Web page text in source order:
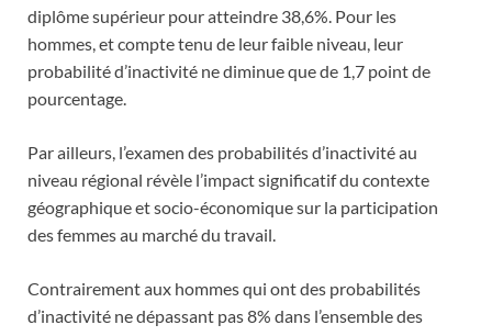
diplôme supérieur pour atteindre 38,6%. Pour les
hommes, et compte tenu de leur faible niveau, leur
probabilité d’inactivité ne diminue que de 1,7 point de
pourcentage.
Par ailleurs, l’examen des probabilités d’inactivité au
niveau régional révèle l’impact significatif du contexte
géographique et socio-économique sur la participation
des femmes au marché du travail.
Contrairement aux hommes qui ont des probabilités
d’inactivité ne dépassant pas 8% dans l’ensemble des